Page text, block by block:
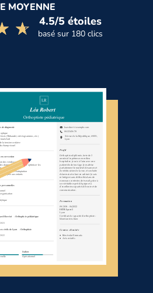
MOYENNE
4.5/5 étoiles
basé sur 180 clics